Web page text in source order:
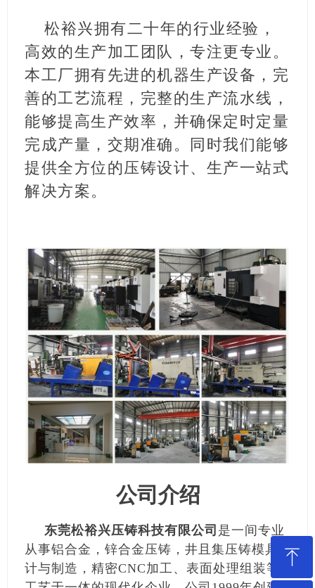
松裕兴拥有二十年的行业经验，
高效的生产加工团队，专注更专业。
本工厂拥有先进的机器生产设备，完
善的工艺流程，完整的生产流水线，
能够提高生产效率，并确保定时定量
完成产量，交期准确。同时我们能够
提供全方位的压铸设计、生产一站式
解决方案。
公司介绍
东莞松裕兴压铸科技有限公司 是一间专业
从事铝合金，锌合金压铸，井且集压铸模具设
计与制造，精密CNC加工、表面处理组装等
ꁸ